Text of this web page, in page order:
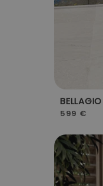
BELLAGIO
599 €